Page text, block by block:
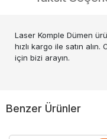
Laser Komple Dümen
hızlı kargo ile satın
için bizi arayın.
Benzer Ürünler